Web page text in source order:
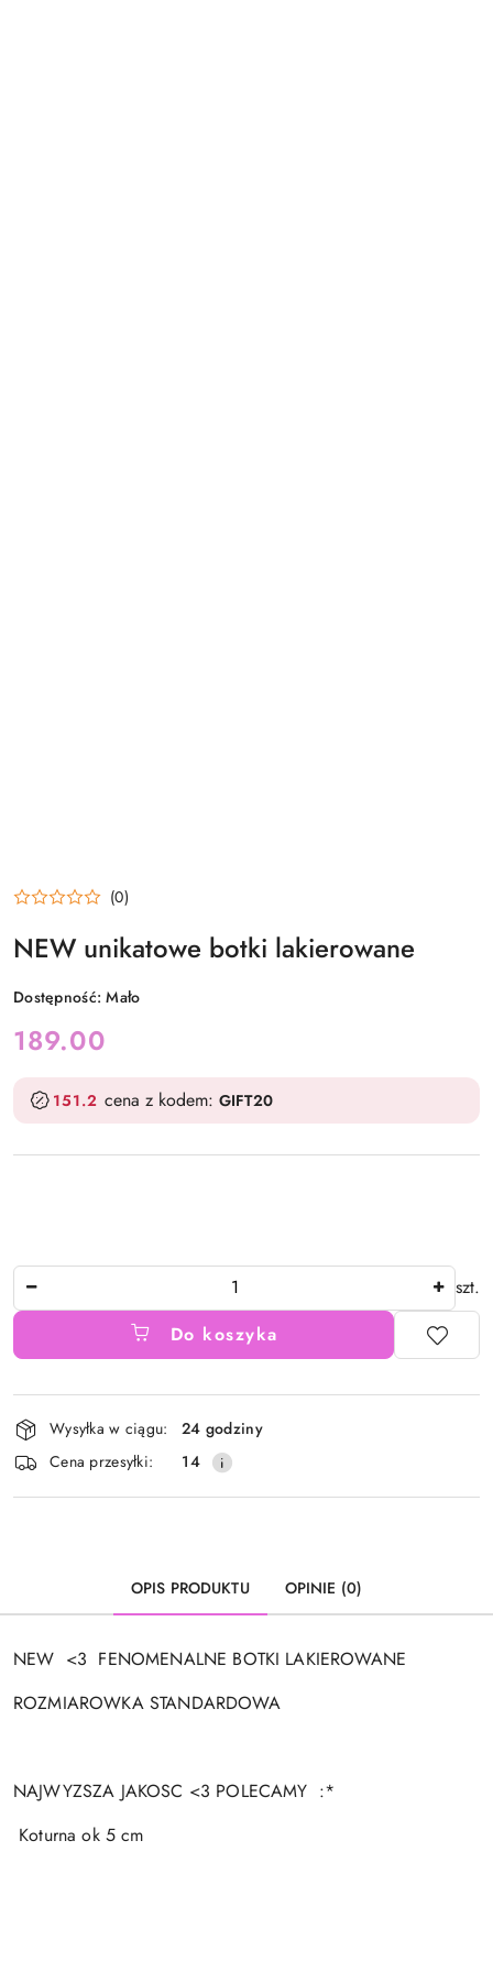
(0)
NEW unikatowe botki lakierowane
Dostępność:Mało
cena:
189.00
151.2 cena z kodem: GIFT20
szt.
Do koszyka
Dostępność
i
dostawa
Wysyłka w ciągu:
24 godziny
Cena przesyłki:
14
OPIS PRODUKTU OPINIE (0)
NEW <3 FENOMENALNE BOTKI LAKIEROWANE
ROZMIAROWKA STANDARDOWA
NAJWYZSZA JAKOSC <3 POLECAMY :*
Koturna ok 5 cm